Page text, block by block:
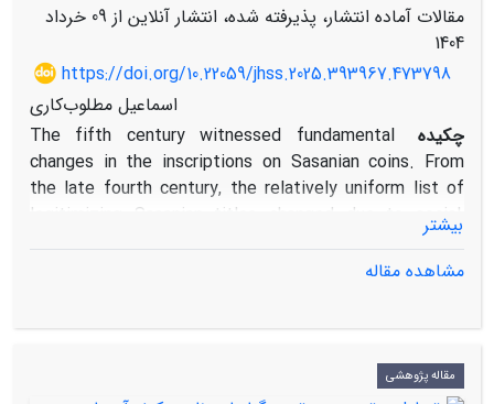
مقالات آماده انتشار، پذیرفته شده، انتشار آنلاین از
09 خرداد
1404
https://doi.org/10.22059/jhss.2025.393967.473798
اسماعیل مطلوب‌کاری
چکیده
The fifth century witnessed fundamental
changes in the inscriptions on Sasanian coins. From
the late fourth century, the relatively uniform list of
legitimizing Sasanian titles changed due to social,
religious, and political changes. By the late fifth
century, all of these titles had been eliminated and
“nwky” on the coins of Yazdgird II. Today, most
بیشتر
مشاهده مقاله
مقاله پژوهشی